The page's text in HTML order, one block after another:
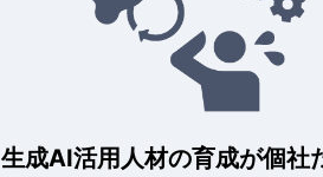
生成AI活用人材の育成が個社